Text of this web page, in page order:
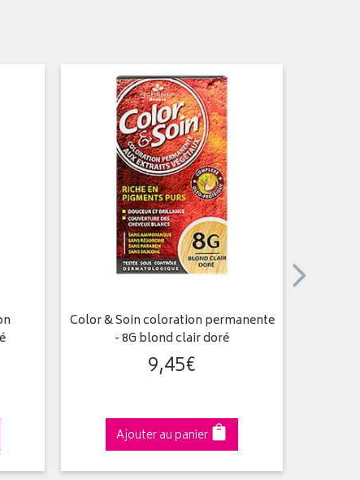
Color & Soin coloration permanente
- 8G blond clair doré
9,45€
Ajouter au panier